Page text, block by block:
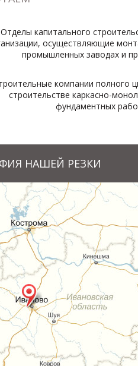
Отделы капитального
осуществляющие
промышленных заводах и
компании полного
строительстве каркасно-
фундаментных
НАШЕЙ РЕЗКИ